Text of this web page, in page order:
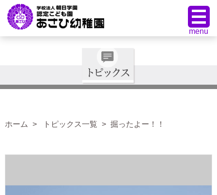
ホーム トピックス一覧 掘ったよー！！